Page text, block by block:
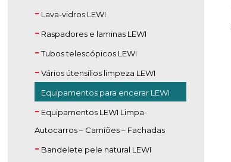
Lava-vidros LEWI
Raspadores e laminas LEWI
Tubos telescópicos LEWI
Vários útensílios limpeza LEWI
Equipamentos para encerar LEWI
Equipamentos LEWI Limpa-
Autocarros – Camiões – Fachadas
Bandelete pele natural LEWI